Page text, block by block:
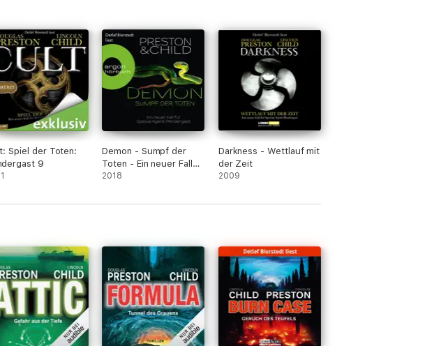
Spiel der Toten:
9
Demon - Sumpf der
Toten - Ein neuer Fall
für Special Agent
(Ungekürzte Lesung)
2018
Darkness - Wettlauf mit
der Zeit
2009